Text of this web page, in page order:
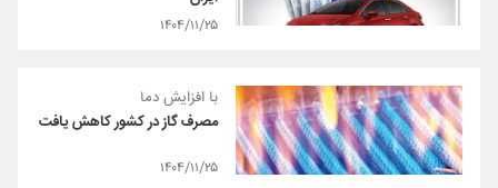
۱۴۰۴/۱۱/۲۵
با افزایش دما
مصرف گاز در کشور کاهش یافت
۱۴۰۴/۱۱/۲۵